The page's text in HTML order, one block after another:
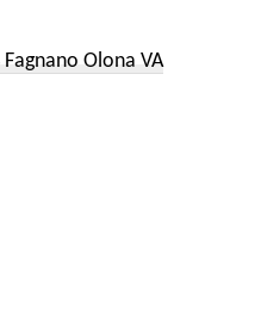
Olona VA